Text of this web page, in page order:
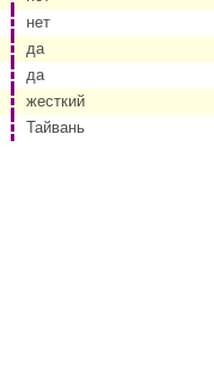
нет
да
да
жесткий
Тайвань